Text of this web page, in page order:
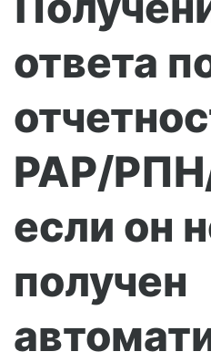
ответа
РАР/
если он
получен